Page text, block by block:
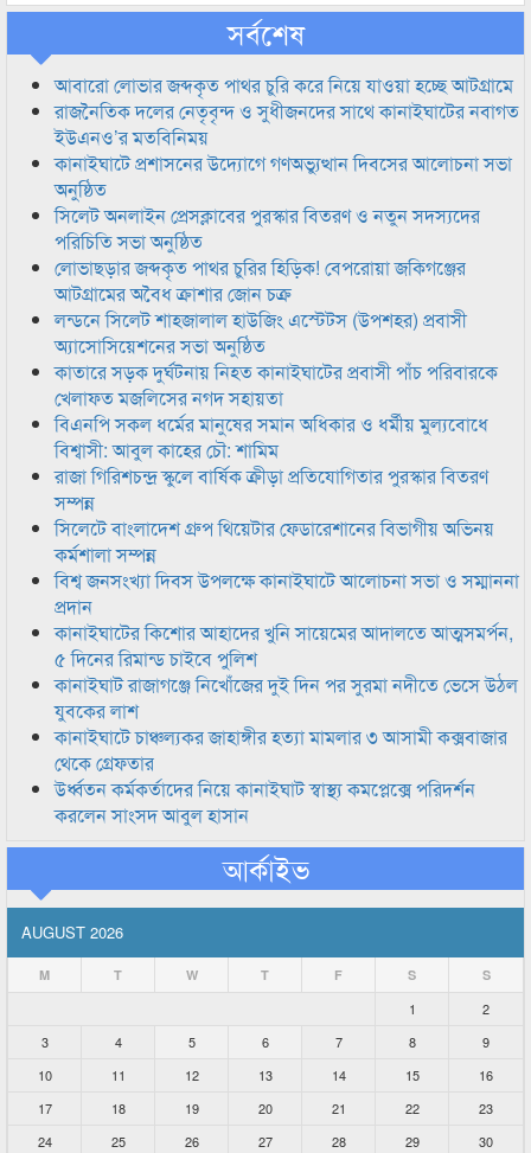
সর্বশেষ
আবারো লোভার জব্দকৃত পাথর চুরি করে নিয়ে যাওয়া হচ্ছে আটগ্রামে
রাজনৈতিক দলের নেতৃবৃন্দ ও সুধীজনদের সাথে কানাইঘাটের নবাগত
ইউএনও’র মতবিনিময়
কানাইঘাটে প্রশাসনের উদ্যোগে গণঅভ্যুত্থান দিবসের আলোচনা সভা
অনুষ্ঠিত
সিলেট অনলাইন প্রেসক্লাবের পুরস্কার বিতরণ ও নতুন সদস্যদের
পরিচিতি সভা অনুষ্ঠিত
লোভাছড়ার জব্দকৃত পাথর চুরির হিড়িক! বেপরোয়া জকিগঞ্জের
আটগ্রামের অবৈধ ক্রাশার জোন চক্র
লন্ডনে সিলেট শাহজালাল হাউজিং এস্টেটস (উপশহর) প্রবাসী
অ্যাসোসিয়েশনের সভা অনুষ্ঠিত
কাতারে সড়ক দুর্ঘটনায় নিহত কানাইঘাটের প্রবাসী পাঁচ পরিবারকে
খেলাফত মজলিসের নগদ সহায়তা
বিএনপি সকল ধর্মের মানুষের সমান অধিকার ও ধর্মীয় মুল্যবোধে
বিশ্বাসী: আবুল কাহের চৌ: শামিম
রাজা গিরিশচন্দ্র স্কুলে বার্ষিক ক্রীড়া প্রতিযোগিতার পুরস্কার বিতরণ
সম্পন্ন
সিলেটে বাংলাদেশ গ্রুপ থিয়েটার ফেডারেশানের বিভাগীয় অভিনয়
কর্মশালা সম্পন্ন
বিশ্ব জনসংখ্যা দিবস উপলক্ষে কানাইঘাটে আলোচনা সভা ও সম্মাননা
প্রদান
কানাইঘাটের কিশোর আহাদের খুনি সায়েমের আদালতে আত্মসমর্পন,
৫ দিনের রিমান্ড চাইবে পুলিশ
কানাইঘাট রাজাগঞ্জে নিখোঁজের দুই দিন পর সুরমা নদীতে ভেসে উঠল
যুবকের লাশ
কানাইঘাটে চাঞ্চল্যকর জাহাঙ্গীর হত্যা মামলার ৩ আসামী কক্সবাজার
থেকে গ্রেফতার
উর্ধ্বতন কর্মকর্তাদের নিয়ে কানাইঘাট স্বাস্থ্য কমপ্লেক্সে পরিদর্শন
করলেন সাংসদ আবুল হাসান
আর্কাইভ
AUGUST 2026
M T W T F S S
1
2
3
4 5 6 7 8
9
10
11 12 13 14 15
16
17
18 19 20 21 22
23
24
25 26 27 28 29 30